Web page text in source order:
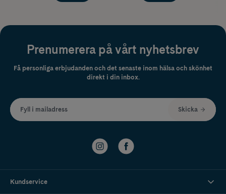
Prenumerera på vårt nyhetsbrev
Få personliga erbjudanden och det senaste inom hälsa och skönhet
direkt i din inbox.
Fyll i mailadress Skicka
Kundservice